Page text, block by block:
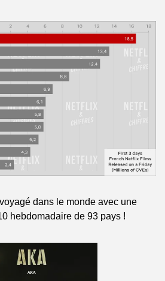
dans le monde avec une
hebdomadaire de 93 pays !